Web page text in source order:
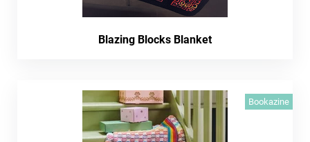
Blazing Blocks Blanket
Bookazine